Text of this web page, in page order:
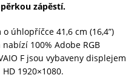
zápěstí.
úhlopříčce 41,6 cm (16,4”)
100% Adobe RGB
F jsou vybaveny displejem
1920×1080.